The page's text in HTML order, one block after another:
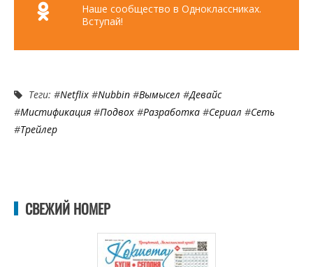
Наше сообщество в Одноклассниках.
Вступай!
Теги: #Netflix #Nubbin #Вымысел #Девайс
#Мистификация #Подвох #Разработка #Сериал #Сеть
#Трейлер
СВЕЖИЙ НОМЕР